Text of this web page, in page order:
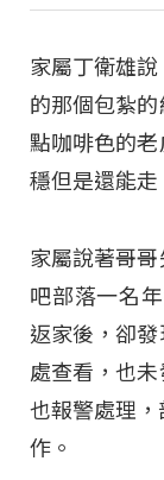
家屬丁衛雄
的那個包紮
點咖啡色的
穩但是還能走
家屬說著哥
吧部落一名
返家後，卻
處查看，也
也報警處理
作。